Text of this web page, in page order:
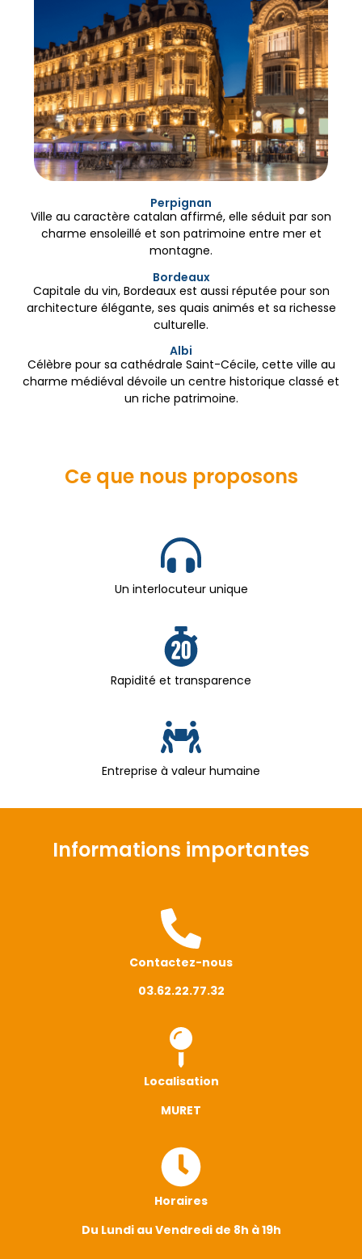
Perpignan
Ville au caractère catalan affirmé, elle séduit par son
charme ensoleillé et son patrimoine entre mer et
montagne.
Bordeaux
Capitale du vin, Bordeaux est aussi réputée pour son
architecture élégante, ses quais animés et sa richesse
culturelle.
Albi
Célèbre pour sa cathédrale Saint-Cécile, cette ville au
charme médiéval dévoile un centre historique classé et
un riche patrimoine.
Ce que nous proposons
Un interlocuteur unique
Rapidité et transparence
Entreprise à valeur humaine
Informations importantes
Contactez-nous
03.62.22.77.32
Localisation
MURET
Horaires
Du Lundi au Vendredi de 8h à 19h